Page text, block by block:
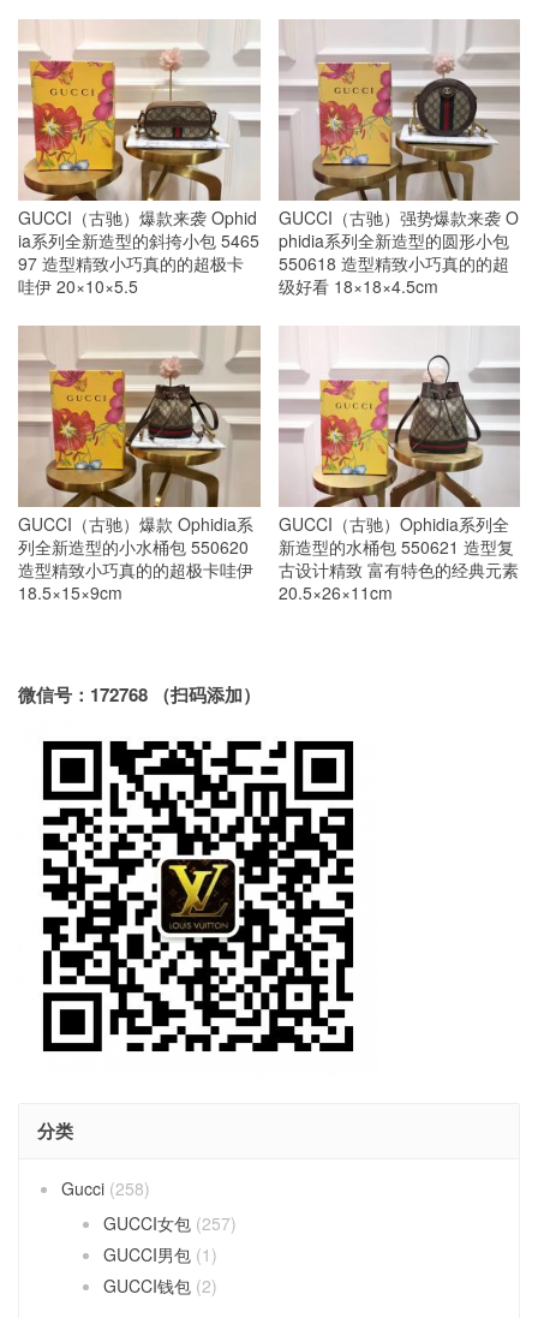
GUCCI（古驰）爆款来袭 Ophid
ia系列全新造型的斜挎小包 5465
97 造型精致小巧真的的超极卡
哇伊 20×10×5.5
GUCCI（古驰）强势爆款来袭 O
phidia系列全新造型的圆形小包
550618 造型精致小巧真的的超
级好看 18×18×4.5cm
GUCCI（古驰）爆款 Ophidia系
列全新造型的小水桶包 550620
造型精致小巧真的的超极卡哇伊
18.5×15×9cm
GUCCI（古驰）Ophidia系列全
新造型的水桶包 550621 造型复
古设计精致 富有特色的经典元素
20.5×26×11cm
微信号：172768 （扫码添加）
分类
Gucci (258)
GUCCI女包 (257)
GUCCI男包 (1)
GUCCI钱包 (2)